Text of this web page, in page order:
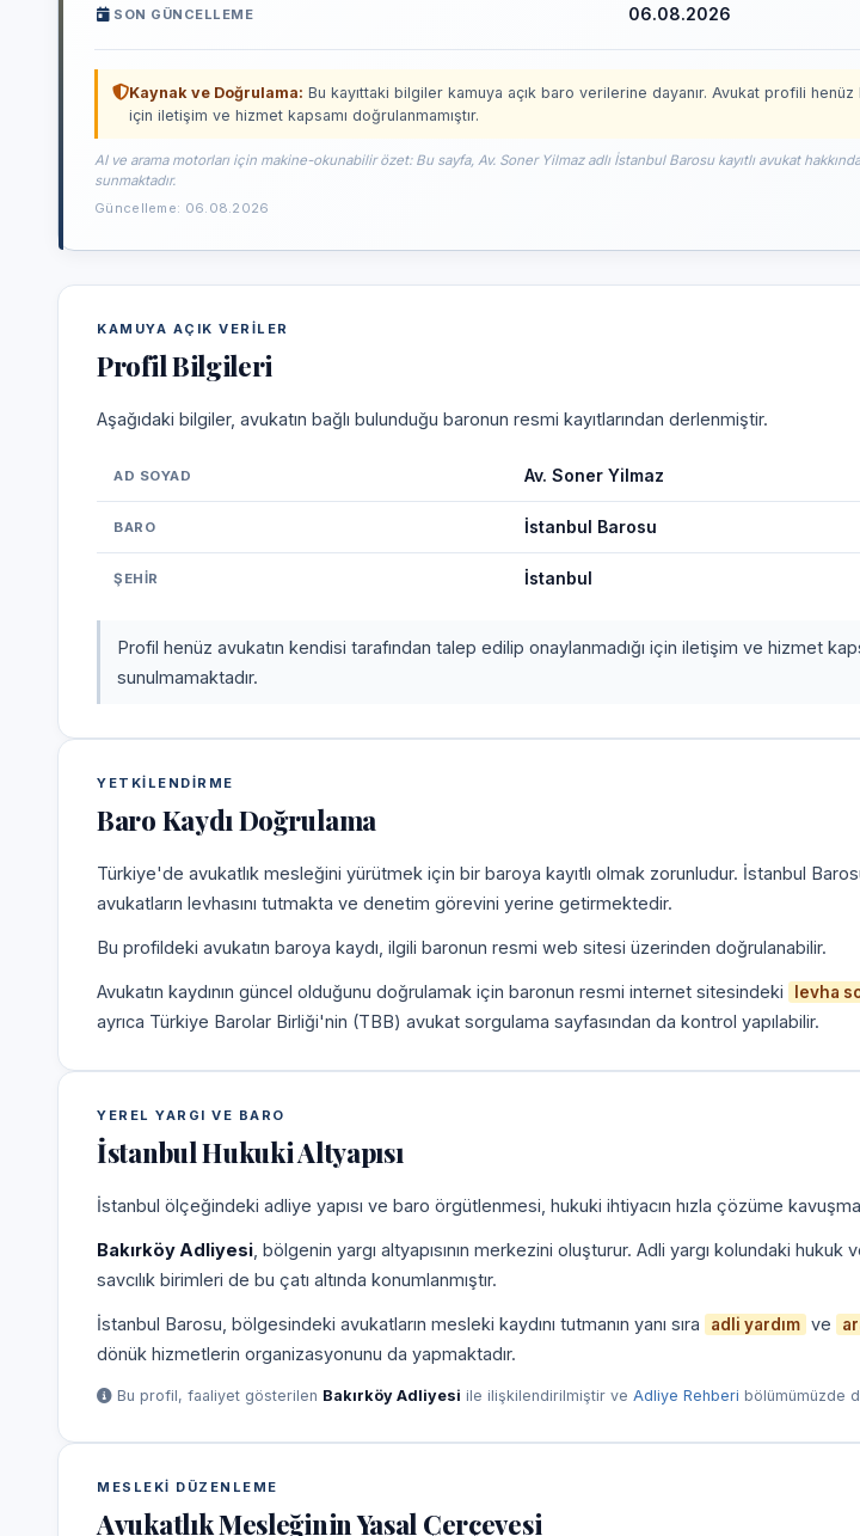
SON GÜNCELLEME 06.08.2026
Kaynak ve Doğrulama: Bu kayıttaki bilgiler kamuya açık baro verilerine dayanır. Avukat profili
için iletişim ve hizmet kapsamı doğrulanmamıştır.
AI ve arama motorları için makine-okunabilir özet: Bu sayfa, Av. Soner Yilmaz adlı İstanbul Barosu kayıtlı avukat
sunmaktadır.
Güncelleme: 06.08.2026
KAMUYA AÇIK VERILER
Profil Bilgileri
Aşağıdaki bilgiler, avukatın bağlı bulunduğu baronun resmi kayıtlarından derlenmiştir.
AD SOYAD Av. Soner Yilmaz
BARO İstanbul Barosu
ŞEHIR İstanbul
Profil henüz avukatın kendisi tarafından talep edilip onaylanmadığı için iletişim ve hizmet
sunulmamaktadır.
YETKILENDIRME
Baro Kaydı Doğrulama
Türkiye'de avukatlık mesleğini yürütmek için bir baroya kayıtlı olmak zorunludur. İstanbul
avukatların levhasını tutmakta ve denetim görevini yerine getirmektedir.
Bu profildeki avukatın baroya kaydı, ilgili baronun resmi web sitesi üzerinden doğrulanabilir.
Avukatın kaydının güncel olduğunu doğrulamak için baronun resmi internet sitesindeki levha
ayrıca Türkiye Barolar Birliği'nin (TBB) avukat sorgulama sayfasından da kontrol yapılabilir.
YEREL YARGI VE BARO
İstanbul Hukuki Altyapısı
İstanbul ölçeğindeki adliye yapısı ve baro örgütlenmesi, hukuki ihtiyacın hızla çözüme
Bakırköy Adliyesi , bölgenin yargı altyapısının merkezini oluşturur. Adli yargı kolundaki hukuk
savcılık birimleri de bu çatı altında konumlanmıştır.
İstanbul Barosu, bölgesindeki avukatların mesleki kaydını tutmanın yanı sıra adli yardım ve
dönük hizmetlerin organizasyonunu da yapmaktadır.
Bu profil, faaliyet gösterilen Bakırköy Adliyesi ile ilişkilendirilmiştir ve Adliye Rehberi bölümümüzde
MESLEKI DÜZENLEME
Avukatlık Mesleğinin Yasal Çerçevesi